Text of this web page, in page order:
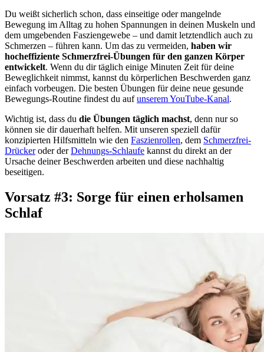
Du weißt sicherlich schon, dass einseitige oder mangelnde
Bewegung im Alltag zu hohen Spannungen in deinen Muskeln und
dem umgebenden Fasziengewebe – und damit letztendlich auch zu
Schmerzen – führen kann. Um das zu vermeiden, haben wir
hocheffiziente Schmerzfrei-Übungen für den ganzen Körper
entwickelt. Wenn du dir täglich einige Minuten Zeit für deine
Beweglichkeit nimmst, kannst du körperlichen Beschwerden ganz
einfach vorbeugen. Die besten Übungen für deine neue gesunde
Bewegungs-Routine findest du aufunserem YouTube-Kanal.
Wichtig ist, dass du die Übungen täglich machst, denn nur so
können sie dir dauerhaft helfen. Mit unseren speziell dafür
konzipierten Hilfsmitteln wie den Faszienrollen, dem Schmerzfrei-
Drückeroder derDehnungs-Schlaufe kannst du direkt an der
Ursache deiner Beschwerden arbeiten und diese nachhaltig
beseitigen.
Vorsatz #3: Sorge für einen erholsamen
Schlaf